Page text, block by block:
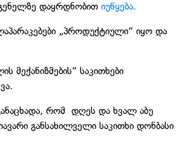
დაყრდნობით იუწყება.
„პროდუქტიული“ იყო და
საკითხები
რომ დღეს და ხვალ აბუ
განსახილველი საკითხი დონბასი